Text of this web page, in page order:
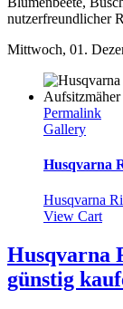
nutzerfreundlicher
Mittwoch, 01.
Permalink
Gallery
Husqvarna
Husqvarna
View Cart
Husqvarna
günstig